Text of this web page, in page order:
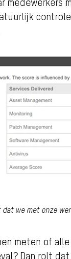
we met onze
meten of
Dan rolt